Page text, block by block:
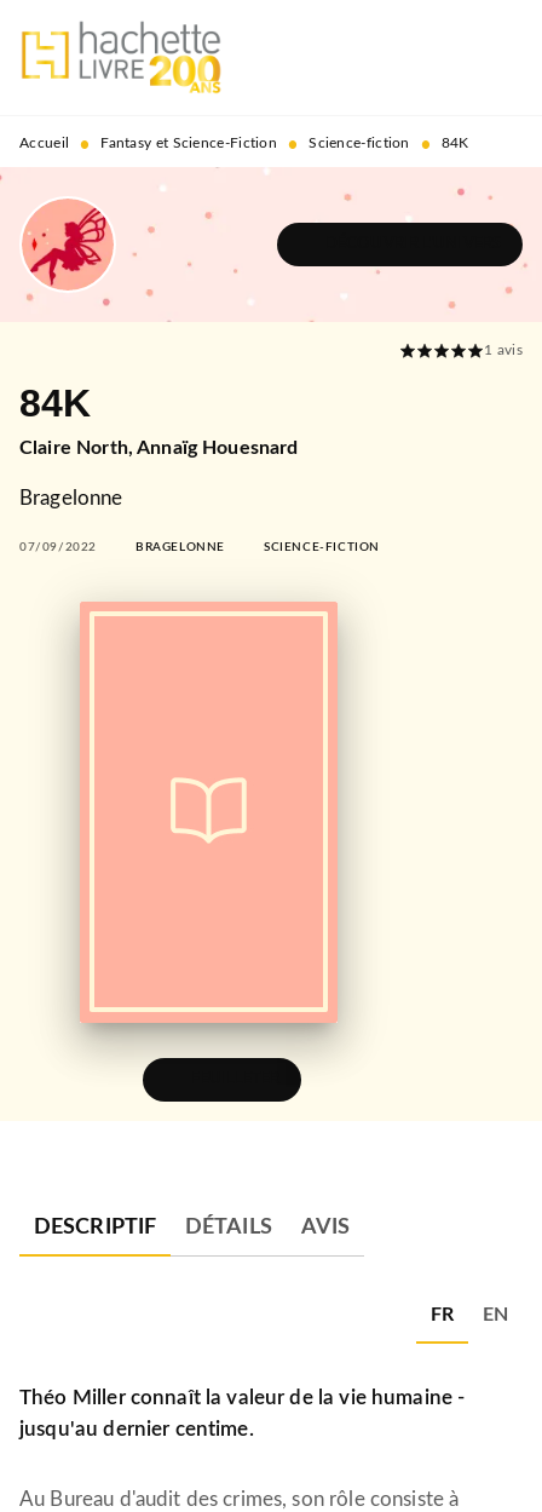
MENU RECHERCHE
PIED DE PAGE
Accueil • Fantasy et Science-Fiction • Science-fiction • 84K
1 avis
84K
Claire North,Annaïg Houesnard
Bragelonne
07/09/2022 BRAGELONNE SCIENCE-FICTION
DESCRIPTIF DÉTAILS AVIS
FR EN
Théo Miller connaît la valeur de la vie humaine -
jusqu'au dernier centime.
Au Bureau d'audit des crimes, son rôle consiste à